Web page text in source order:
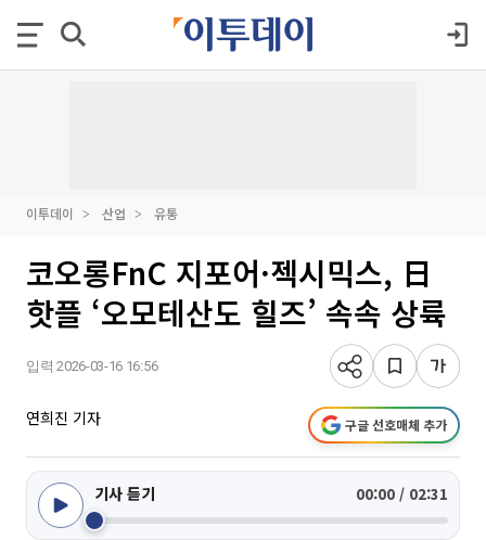
이투데이 산업 유통
코오롱FnC 지포어·젝시믹스, 日
핫플 ‘오모테산도 힐즈’ 속속 상륙
입력 2026-03-16 16:56
연희진 기자 구글 선호매체 추가
기사 듣기 00:00 / 02:31